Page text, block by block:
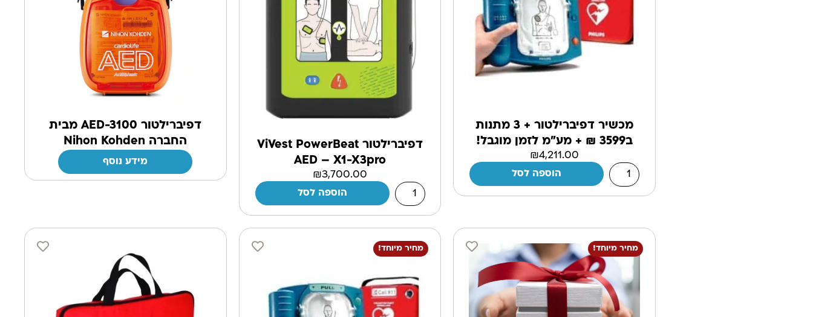
מכשיר דפיברילטור + 3 מתנות
ב3599 ₪ + מע"מ לזמן מוגבל!
₪4,211.00
הוספה לסל
דפיברילטור ViVest PowerBeat
AED – X1-X3pro
₪3,700.00
הוספה לסל
דפיברילטור AED-3100 מבית
החברה Nihon Kohden
מידע נוסף
מחיר מיוחד! מחיר מיוחד!